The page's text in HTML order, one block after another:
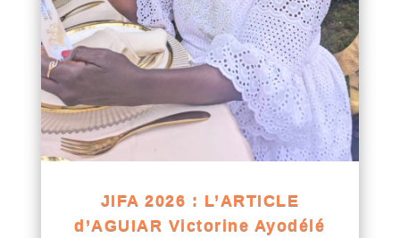
JIFA 2026 : L’ARTICLE
d’AGUIAR Victorine Ayodélé